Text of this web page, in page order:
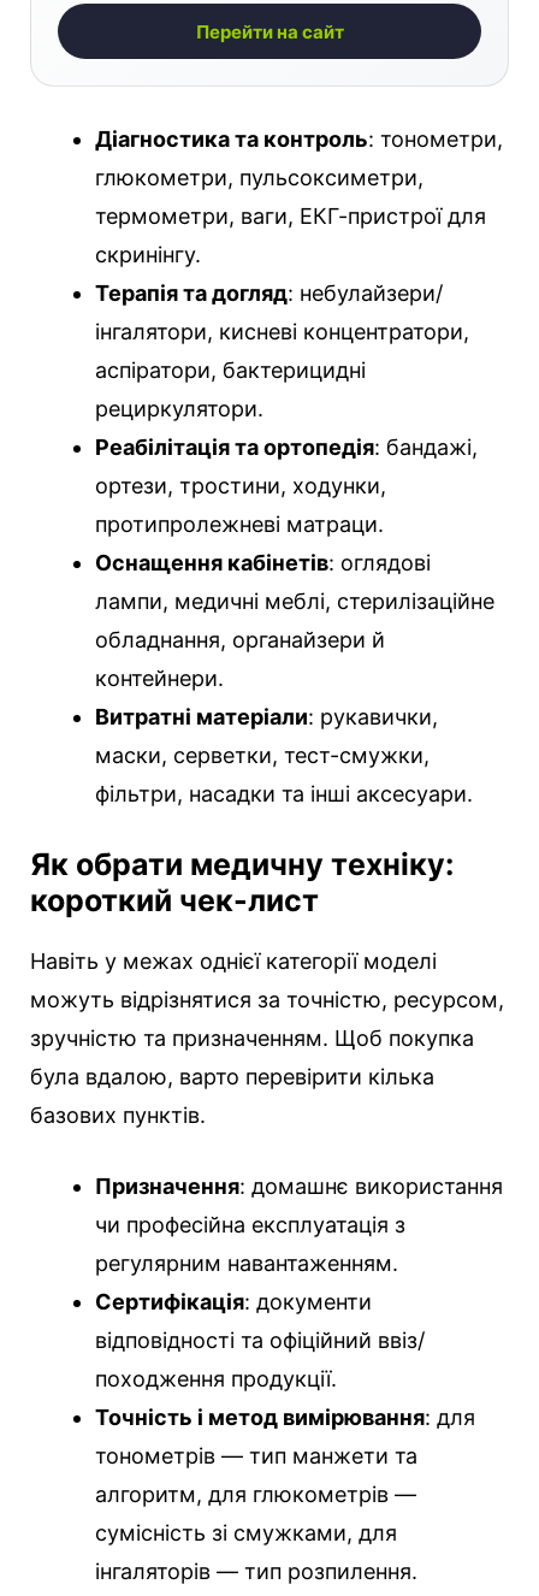
Перейти на сайт
Діагностика та контроль: тонометри,
глюкометри, пульсоксиметри,
термометри, ваги, ЕКГ-пристрої для
скринінгу.
Терапія та догляд: небулайзери/
інгалятори, кисневі концентратори,
аспіратори, бактерицидні
рециркулятори.
Реабілітація та ортопедія: бандажі,
ортези, тростини, ходунки,
протипролежневі матраци.
Оснащення кабінетів: оглядові
лампи, медичні меблі, стерилізаційне
обладнання, органайзери й
контейнери.
Витратні матеріали: рукавички,
маски, серветки, тест-смужки,
фільтри, насадки та інші аксесуари.
Як обрати медичну техніку:
короткий чек-лист
Навіть у межах однієї категорії моделі
можуть відрізнятися за точністю, ресурсом,
зручністю та призначенням. Щоб покупка
була вдалою, варто перевірити кілька
базових пунктів.
Призначення: домашнє використання
чи професійна експлуатація з
регулярним навантаженням.
Сертифікація: документи
відповідності та офіційний ввіз/
походження продукції.
Точність і метод вимірювання: для
тонометрів — тип манжети та
алгоритм, для глюкометрів —
сумісність зі смужками, для
інгаляторів — тип розпилення.